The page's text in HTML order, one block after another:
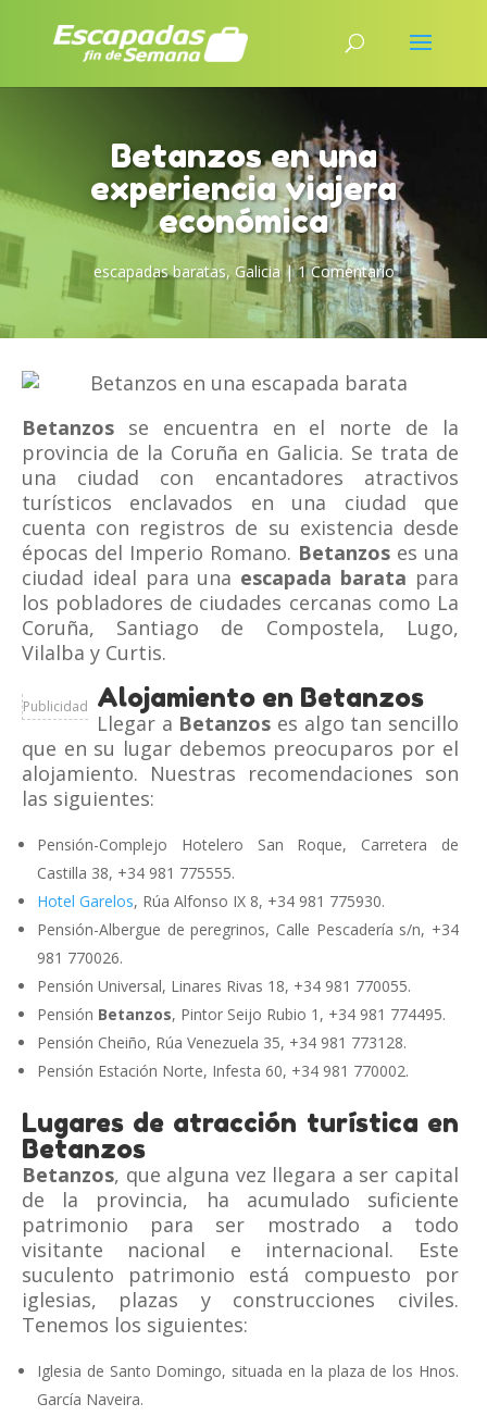
Betanzos en una
experiencia viajera
económica
escapadas baratas, Galicia|1 Comentario
Betanzos se encuentra en el norte de la
provincia de la Coruña en Galicia. Se trata de
una ciudad con encantadores atractivos
turísticos enclavados en una ciudad que
cuenta con registros de su existencia desde
épocas del Imperio Romano. Betanzoses una
ciudad ideal para una escapada barata para
los pobladores de ciudades cercanas como La
Coruña, Santiago de Compostela, Lugo,
Vilalba y Curtis.
Publicidad Alojamiento en Betanzos
Llegar a Betanzos es algo tan sencillo
que en su lugar debemos preocuparos por el
alojamiento. Nuestras recomendaciones son
las siguientes:
Pensión-Complejo Hotelero San Roque, Carretera de
Castilla 38, +34 981 775555.
Hotel Garelos, Rúa Alfonso IX 8, +34 981 775930.
Pensión-Albergue de peregrinos, Calle Pescadería s/n, +34
981 770026.
Pensión Universal, Linares Rivas 18, +34 981 770055.
Pensión Betanzos, Pintor Seijo Rubio 1, +34 981 774495.
Pensión Cheiño, Rúa Venezuela 35, +34 981 773128.
Pensión Estación Norte, Infesta 60, +34 981 770002.
Lugares de atracción turística en
Betanzos
Betanzos, que alguna vez llegara a ser capital
de la provincia, ha acumulado suficiente
patrimonio para ser mostrado a todo
visitante nacional e internacional. Este
suculento patrimonio está compuesto por
iglesias, plazas y construcciones civiles.
Tenemos los siguientes:
Iglesia de Santo Domingo, situada en la plaza de los Hnos.
García Naveira.